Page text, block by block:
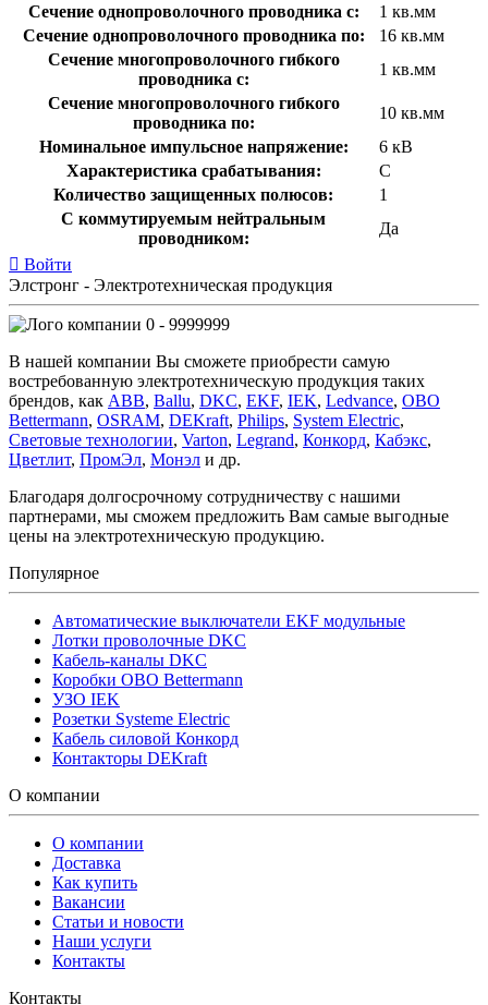
Сечение однопроволочного проводника с:
1 кв.мм
Сечение однопроволочного проводника по:
16 кв.мм
Сечение многопроволочного гибкого
проводника с:
1 кв.мм
Сечение многопроволочного гибкого
проводника по:
10 кв.мм
Номинальное импульсное напряжение:
6 кВ
Характеристика срабатывания:
C
Количество защищенных полюсов:
1
С коммутируемым нейтральным
проводником:
Да
Войти
Элстронг - Электротехническая продукция
0 - 9999999
В нашей компании Вы сможете приобрести самую
востребованную электротехническую продукция таких
брендов, как ABB, Ballu, DKC, EKF, IEK, Ledvance, OBO
Bettermann, OSRAM, DEKraft, Philips, System Electric,
Световые технологии, Varton, Legrand, Конкорд, Кабэкс,
Цветлит, ПромЭл, Монэл и др.
Благодаря долгосрочному сотрудничеству с нашими
партнерами, мы сможем предложить Вам самые выгодные
цены на электротехническую продукцию.
Популярное
Автоматические выключатели EKF модульные
Лотки проволочные DKC
Кабель-каналы DKC
Коробки OBO Bettermann
УЗО IEK
Розетки Systeme Electric
Кабель силовой Конкорд
Контакторы DEKraft
О компании
О компании
Доставка
Как купить
Вакансии
Статьи и новости
Наши услуги
Контакты
Контакты